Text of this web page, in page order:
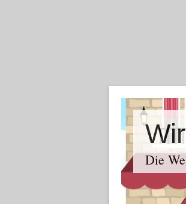
Die